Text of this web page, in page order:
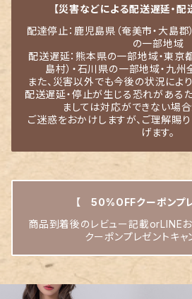
【災害などによる配送遅延・配
配達停止：鹿児島県（奄美市・大島郡
の一部地域
配送遅延：熊本県の一部地域・東京
島村）・石川県の一部地域・九州
また、災害以外でも今後の状況によ
配送遅延・停止が生じる恐れがあるた
ましては対応ができない場合
ご迷惑をおかけしますが、ご理解賜
げます。
【 50%OFFクーポンプ
商品到着後のレビュー記載orLINE
クーポンプレゼントキャ